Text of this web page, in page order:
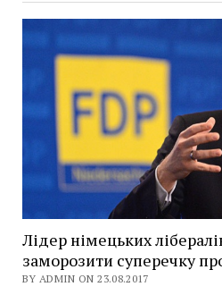
Лідер німецьких
заморозити суперечку
BY ADMIN ON 23.08.2017